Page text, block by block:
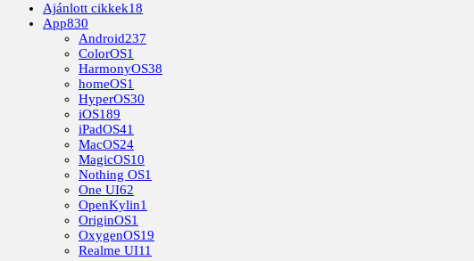
Ajánlott cikkek18
App830
Android237
ColorOS1
HarmonyOS38
homeOS1
HyperOS30
iOS189
iPadOS41
MacOS24
MagicOS10
Nothing OS1
One UI62
OpenKylin1
OriginOS1
OxygenOS19
Realme UI11